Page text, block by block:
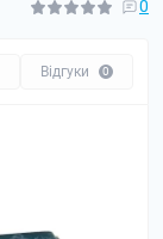
0
Відгуки 0